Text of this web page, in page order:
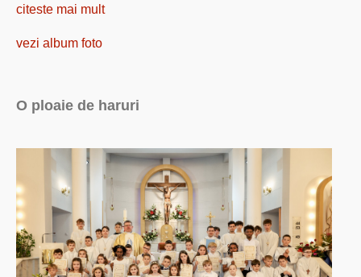
citeste mai mult
vezi album foto
O ploaie de haruri